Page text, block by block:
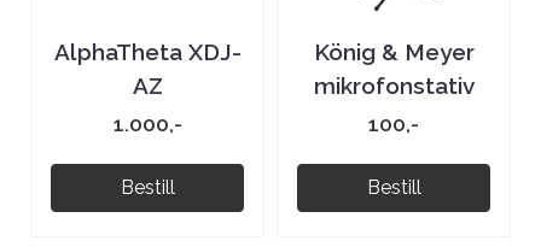
AlphaTheta XDJ-
AZ
1.000,-
Bestill
König & Meyer
mikrofonstativ
100,-
Bestill